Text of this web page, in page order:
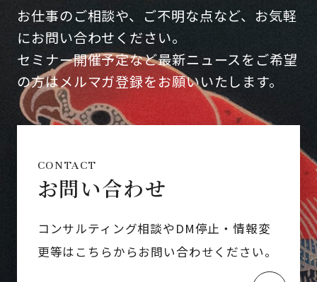
お仕事のご相談や、ご不明な点など、お気軽
にお問い合わせください。
セミナー開催予定など最新ニュースをご希望
の方はメルマガ登録をお願いいたします。
CONTACT
お問い合わせ
コンサルティング相談やDM停止・情報変
更等はこちらからお問い合わせください。